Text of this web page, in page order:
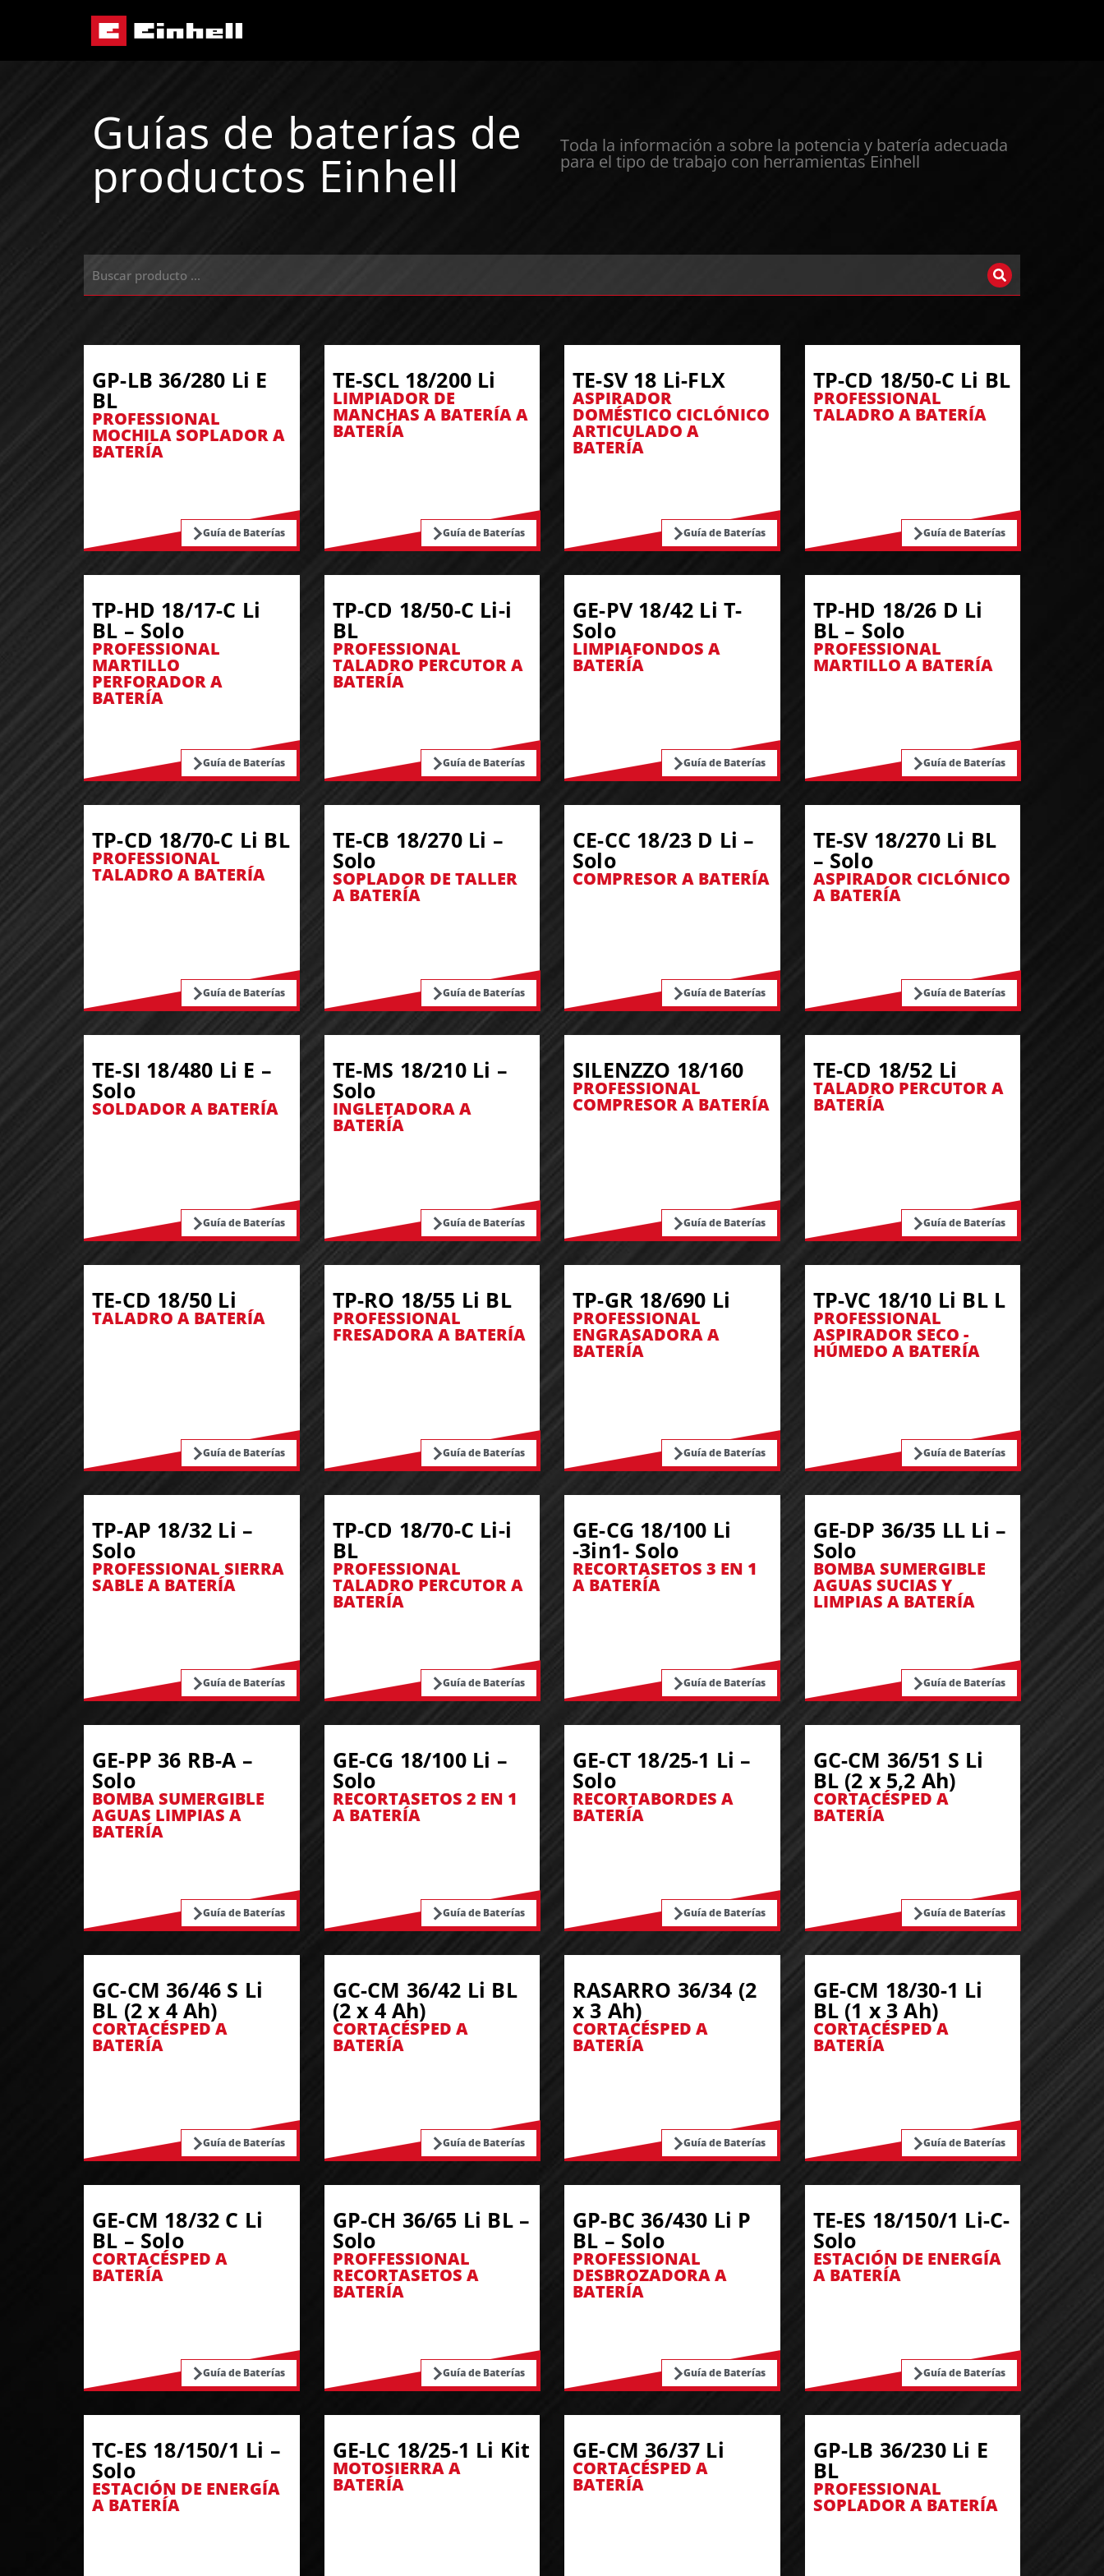
Guías de baterías de
productos Einhell
Toda la información a sobre la potencia y batería adecuada
para el tipo de trabajo con herramientas Einhell
GP-LB 36/280 Li E
BL
PROFESSIONAL
MOCHILA SOPLADOR A
BATERÍA
Guía de Baterías
TE-SCL 18/200 Li
LIMPIADOR DE
MANCHAS A BATERÍA A
BATERÍA
Guía de Baterías
TE-SV 18 Li-FLX
ASPIRADOR
DOMÉSTICO CICLÓNICO
ARTICULADO A
BATERÍA
Guía de Baterías
TP-CD 18/50-C Li BL
PROFESSIONAL
TALADRO A BATERÍA
Guía de Baterías
TP-HD 18/17-C Li
BL – Solo
PROFESSIONAL
MARTILLO
PERFORADOR A
BATERÍA
Guía de Baterías
TP-CD 18/50-C Li-i
BL
PROFESSIONAL
TALADRO PERCUTOR A
BATERÍA
Guía de Baterías
GE-PV 18/42 Li T-
Solo
LIMPIAFONDOS A
BATERÍA
Guía de Baterías
TP-HD 18/26 D Li
BL – Solo
PROFESSIONAL
MARTILLO A BATERÍA
Guía de Baterías
TP-CD 18/70-C Li BL
PROFESSIONAL
TALADRO A BATERÍA
Guía de Baterías
TE-CB 18/270 Li –
Solo
SOPLADOR DE TALLER
A BATERÍA
Guía de Baterías
CE-CC 18/23 D Li –
Solo
COMPRESOR A BATERÍA
Guía de Baterías
TE-SV 18/270 Li BL
– Solo
ASPIRADOR CICLÓNICO
A BATERÍA
Guía de Baterías
TE-SI 18/480 Li E –
Solo
SOLDADOR A BATERÍA
Guía de Baterías
TE-MS 18/210 Li –
Solo
INGLETADORA A
BATERÍA
Guía de Baterías
SILENZZO 18/160
PROFESSIONAL
COMPRESOR A BATERÍA
Guía de Baterías
TE-CD 18/52 Li
TALADRO PERCUTOR A
BATERÍA
Guía de Baterías
TE-CD 18/50 Li
TALADRO A BATERÍA
Guía de Baterías
TP-RO 18/55 Li BL
PROFESSIONAL
FRESADORA A BATERÍA
Guía de Baterías
TP-GR 18/690 Li
PROFESSIONAL
ENGRASADORA A
BATERÍA
Guía de Baterías
TP-VC 18/10 Li BL L
PROFESSIONAL
ASPIRADOR SECO -
HÚMEDO A BATERÍA
Guía de Baterías
TP-AP 18/32 Li –
Solo
PROFESSIONAL SIERRA
SABLE A BATERÍA
Guía de Baterías
TP-CD 18/70-C Li-i
BL
PROFESSIONAL
TALADRO PERCUTOR A
BATERÍA
Guía de Baterías
GE-CG 18/100 Li
-3in1- Solo
RECORTASETOS 3 EN 1
A BATERÍA
Guía de Baterías
GE-DP 36/35 LL Li –
Solo
BOMBA SUMERGIBLE
AGUAS SUCIAS Y
LIMPIAS A BATERÍA
Guía de Baterías
GE-PP 36 RB-A –
Solo
BOMBA SUMERGIBLE
AGUAS LIMPIAS A
BATERÍA
Guía de Baterías
GE-CG 18/100 Li –
Solo
RECORTASETOS 2 EN 1
A BATERÍA
Guía de Baterías
GE-CT 18/25-1 Li –
Solo
RECORTABORDES A
BATERÍA
Guía de Baterías
GC-CM 36/51 S Li
BL (2 x 5,2 Ah)
CORTACÉSPED A
BATERÍA
Guía de Baterías
GC-CM 36/46 S Li
BL (2 x 4 Ah)
CORTACÉSPED A
BATERÍA
Guía de Baterías
GC-CM 36/42 Li BL
(2 x 4 Ah)
CORTACÉSPED A
BATERÍA
Guía de Baterías
RASARRO 36/34 (2
x 3 Ah)
CORTACÉSPED A
BATERÍA
Guía de Baterías
GE-CM 18/30-1 Li
BL (1 x 3 Ah)
CORTACÉSPED A
BATERÍA
Guía de Baterías
GE-CM 18/32 C Li
BL – Solo
CORTACÉSPED A
BATERÍA
Guía de Baterías
GP-CH 36/65 Li BL –
Solo
PROFFESSIONAL
RECORTASETOS A
BATERÍA
Guía de Baterías
GP-BC 36/430 Li P
BL – Solo
PROFESSIONAL
DESBROZADORA A
BATERÍA
Guía de Baterías
TE-ES 18/150/1 Li-C-
Solo
ESTACIÓN DE ENERGÍA
A BATERÍA
Guía de Baterías
TC-ES 18/150/1 Li –
Solo
ESTACIÓN DE ENERGÍA
A BATERÍA
GE-LC 18/25-1 Li Kit
MOTOSIERRA A
BATERÍA
GE-CM 36/37 Li
CORTACÉSPED A
BATERÍA
GP-LB 36/230 Li E
BL
PROFESSIONAL
SOPLADOR A BATERÍA